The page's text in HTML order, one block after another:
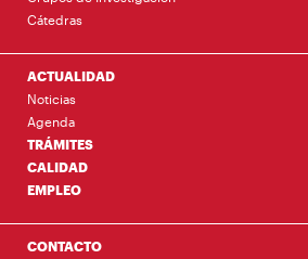
Cátedras
ACTUALIDAD
Noticias
Agenda
TRÁMITES
CALIDAD
EMPLEO
CONTACTO